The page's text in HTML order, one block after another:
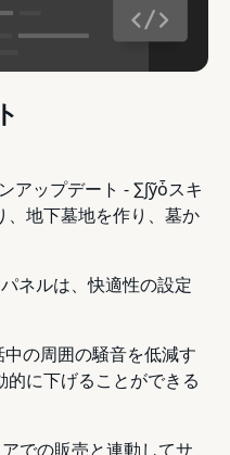
アップデート - ∑∫ỹȱスキ
、地下墓地を作り、墓か
ネルは、快適性の設定
の周囲の騒音を低減す
的に下げることができる
での販売と連動してサ